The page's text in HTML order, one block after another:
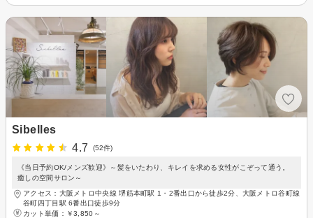
Sibelles
4.7
(52件)
《当日予約OK/メンズ歓迎》～髪をいたわり、キレイを求める女性がこぞって通う。
癒しの空間サロン～
アクセス：大阪メトロ中央線 堺筋本町駅 1・2番出口から徒歩2分、大阪メトロ谷町線
谷町四丁目駅 6番出口徒歩9分
カット単価： ￥3,850～